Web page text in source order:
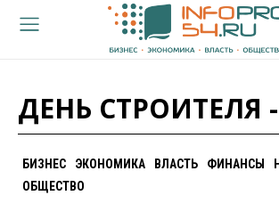
ДЕНЬ СТРОИТЕЛЯ -
БИЗНЕС ЭКОНОМИКА ВЛАСТЬ ФИНАНСЫ
ОБЩЕСТВО